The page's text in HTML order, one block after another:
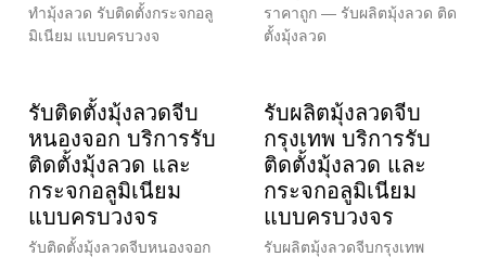
ทำมุ้งลวด รับติดตั้งกระจกอลู
มิเนียม แบบครบวงจ
ราคาถูก — รับผลิตมุ้งลวด ติด
ตั้งมุ้งลวด
รับติดตั้งมุ้งลวดจีบ
หนองจอก บริการรับ
ติดตั้งมุ้งลวด และ
กระจกอลูมิเนียม
แบบครบวงจร
รับติดตั้งมุ้งลวดจีบหนองจอก
รับผลิตมุ้งลวดจีบ
กรุงเทพ บริการรับ
ติดตั้งมุ้งลวด และ
กระจกอลูมิเนียม
แบบครบวงจร
รับผลิตมุ้งลวดจีบกรุงเทพ